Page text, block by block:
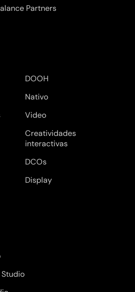
Partners
DOOH
Nativo
Video
Creatividades
interactivas
DCOs
Display